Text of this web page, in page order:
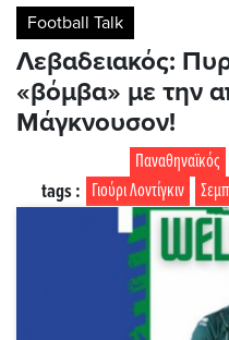
Football Talk
Λεβαδειακός:
«βόμβα» με την
Μάγκνουσον!
Παναθηναϊκός
Γιούρι Λοντίγκιν
tags :